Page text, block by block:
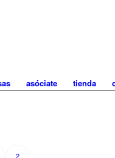
asóciate tienda
2